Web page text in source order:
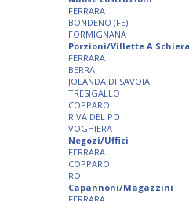
FERRARA
BONDENO (FE)
FORMIGNANA
Porzioni/Villette A Schiera
FERRARA
BERRA
JOLANDA DI SAVOIA
TRESIGALLO
COPPARO
RIVA DEL PO
VOGHIERA
Negozi/Uffici
FERRARA
COPPARO
RO
Capannoni/Magazzini